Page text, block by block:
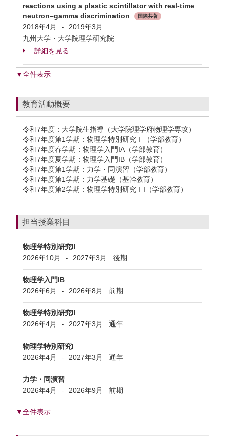
reactions using a plastic scintillator with real-time
neutron–gamma discrimination
国際共著
2018年4月 -
2019年3月
九州大学・大学院理学研究院
詳細を見る
▼全件表示
教育活動概要
令和7年度：大学院生指導（大学院理学府物理学専攻）
令和7年度第1学期：物理学特別研究Ｉ（学部教育）
令和7年度春学期：物理学入門IA（学部教育）
令和7年度夏学期：物理学入門IB（学部教育）
令和7年度第1学期：力学・同演習（学部教育）
令和7年度第1学期：力学基礎（基幹教育）
令和7年度第2学期：物理学特別研究ＩI（学部教育）
担当授業科目
物理学特別研究II
2026年10月
- 2027年3月 後期
物理学入門IB
2026年6月
- 2026年8月 前期
物理学特別研究II
2026年4月
- 2027年3月 通年
物理学特別研究I
2026年4月
- 2027年3月 通年
力学・同演習
2026年4月
- 2026年9月 前期
▼全件表示